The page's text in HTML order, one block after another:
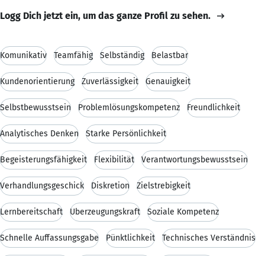
Logg Dich jetzt ein, um das ganze Profil zu sehen.
Komunikativ Teamfähig Selbständig Belastbar
Kundenorientierung Zuverlässigkeit Genauigkeit
Selbstbewusstsein Problemlösungskompetenz Freundlichkeit
Analytisches Denken Starke Persönlichkeit
Begeisterungsfähigkeit Flexibilität Verantwortungsbewusstsein
Verhandlungsgeschick Diskretion Zielstrebigkeit
Lernbereitschaft Überzeugungskraft Soziale Kompetenz
Schnelle Auffassungsgabe Pünktlichkeit Technisches Verständnis